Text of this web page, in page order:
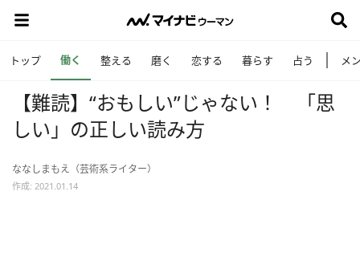
トップ 働く 整える 磨く 恋する 暮らす 占う メ
【難読】“おもしい”じゃない！ 「思
しい」の正しい読み方
ななしまもえ（芸術系ライター）
作成: 2021.01.14